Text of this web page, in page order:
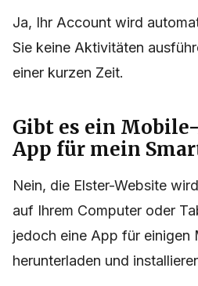
Ja, Ihr Account wird
Sie keine Aktivitäten
einer kurzen Zeit.
Gibt es ein
App für mein
Nein, die Elster-Website
auf Ihrem Computer oder
jedoch eine App für einigen
herunterladen und